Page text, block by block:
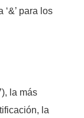
‘&’ para los
la más
la